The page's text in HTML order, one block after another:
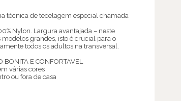
técnica de tecelagem especial chamada
Nylon. Largura avantajada – neste
grandes, isto é crucial para o
todos os adultos na transversal.
BONITA E CONFORTAVEL
várias cores
ou fora de casa